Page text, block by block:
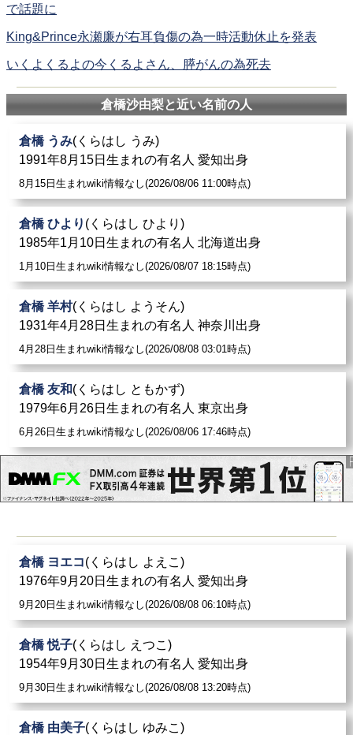
で話題に
King&Prince永瀬廉が右耳負傷の為一時活動休止を発表
いくよくるよの今くるよさん、膵がんの為死去
倉橋沙由梨と近い名前の人
倉橋 うみ(くらはし うみ)
1991年8月15日生まれの有名人 愛知出身
8月15日生まれwiki情報なし(2026/08/06 11:00時点)
倉橋 ひより (くらはし ひより)
1985年1月10日生まれの有名人 北海道出身
1月10日生まれwiki情報なし(2026/08/07 18:15時点)
倉橋 羊村(くらはし ようそん)
1931年4月28日生まれの有名人 神奈川出身
4月28日生まれwiki情報なし(2026/08/08 03:01時点)
倉橋 友和(くらはし ともかず)
1979年6月26日生まれの有名人 東京出身
6月26日生まれwiki情報なし(2026/08/06 17:46時点)
倉橋 ヨエコ(くらはし よえこ)
1976年9月20日生まれの有名人 愛知出身
9月20日生まれwiki情報なし(2026/08/08 06:10時点)
倉橋 悦子(くらはし えつこ)
1954年9月30日生まれの有名人 愛知出身
9月30日生まれwiki情報なし(2026/08/08 13:20時点)
倉橋 由美子(くらはし ゆみこ)